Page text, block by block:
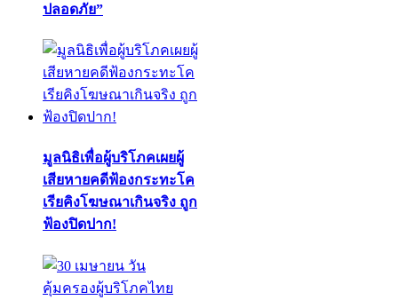
ปลอดภัย”
มูลนิธิเพื่อผู้บริโภคเผยผู้
เสียหายคดีฟ้องกระทะโค
เรียคิงโฆษณาเกินจริง ถูก
ฟ้องปิดปาก!